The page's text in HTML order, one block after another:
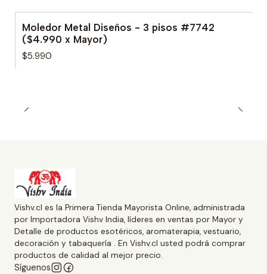
Moledor Metal Diseños - 3 pisos #7742
($4.990 x Mayor)
$5.990
Vishv.cl es la Primera Tienda Mayorista Online, administrada
por Importadora Vishv India, líderes en ventas por Mayor y
Detalle de productos esotéricos, aromaterapia, vestuario,
decoración y tabaquería . En Vishv.cl usted podrá comprar
productos de calidad al mejor precio.
Síguenos